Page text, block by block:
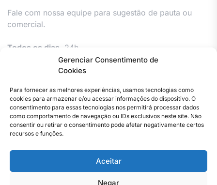
Gerenciar Consentimento de
Cookies
Para fornecer as melhores experiências, usamos tecnologias como
cookies para armazenar e/ou acessar informações do dispositivo. O
consentimento para essas tecnologias nos permitirá processar dados
como comportamento de navegação ou IDs exclusivos neste site. Não
consentir ou retirar o consentimento pode afetar negativamente certos
recursos e funções.
Aceitar
Negar
Fale com nossa equipe para sugestão de pauta ou
comercial.
Todos os dias, 24h.
Facebook
Instagram
TwitterYoutube
contato
Privacidade
–
Jornal
cookiescookiescookies
e
–
Copyright © 2023 . Todos os direitos reservados. Webmaster
By Total Pro Designer.